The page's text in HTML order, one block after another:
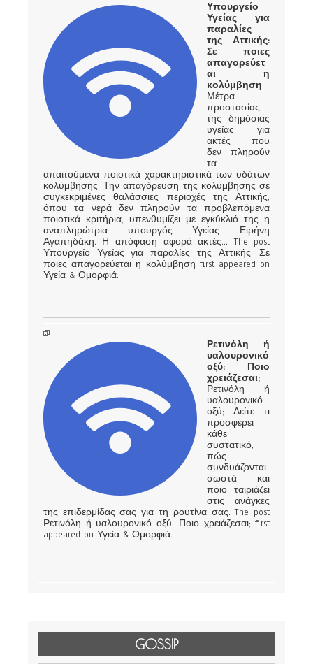
Υπουργείο
Υγείας για
παραλίες
της Αττικής:
Σε ποιες
απαγορεύετ
αι η
κολύμβηση
Μέτρα
προστασίας
της δημόσιας
υγείας για
ακτές που
δεν πληρούν
τα
απαιτούμενα ποιοτικά χαρακτηριστικά των υδάτων
κολύμβησης. Την απαγόρευση της κολύμβησης σε
συγκεκριμένες θαλάσσιες περιοχές της Αττικής,
όπου τα νερά δεν πληρούν τα προβλεπόμενα
ποιοτικά κριτήρια, υπενθυμίζει με εγκύκλιό της η
αναπληρώτρια υπουργός Υγείας Ειρήνη
Αγαπηδάκη. Η απόφαση αφορά ακτές... The post
Υπουργείο Υγείας για παραλίες της Αττικής: Σε
ποιες απαγορεύεται η κολύμβηση first appeared on
Υγεία & Ομορφιά.
Ρετινόλη ή
υαλουρονικό
οξύ; Ποιο
χρειάζεσαι;
Ρετινόλη ή
υαλουρονικό
οξύ; Δείτε τι
προσφέρει
κάθε
συστατικό,
πώς
συνδυάζονται
σωστά και
ποιο ταιριάζει
στις ανάγκες
της επιδερμίδας σας για τη ρουτίνα σας. The post
Ρετινόλη ή υαλουρονικό οξύ; Ποιο χρειάζεσαι; first
appeared on Υγεία & Ομορφιά.
GOSSIP